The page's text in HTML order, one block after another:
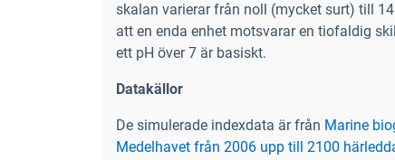
skalan varierar från noll (mycket surt) till
att en enda enhet motsvarar en tiofaldig
ett pH över 7 är basiskt.
Datakällor
De simulerade indexdata är från Marine
Medelhavet från 2006 upp till 2100